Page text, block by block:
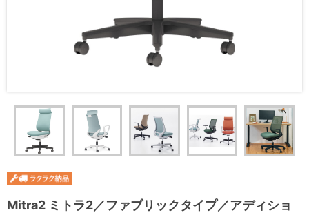
Mitra2 ミトラ2／ファブリックタイプ／アディショ